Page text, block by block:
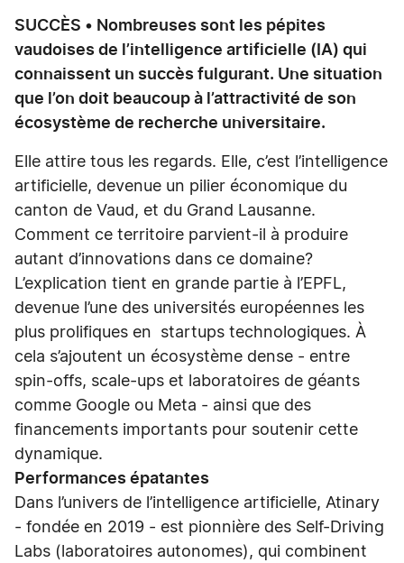
SUCCÈS • Nombreuses sont les pépites
vaudoises de l’intelligence artificielle (IA) qui
connaissent un succès fulgurant. Une situation
que l’on doit beaucoup à l’attractivité de son
écosystème de recherche universitaire.
Elle attire tous les regards. Elle, c’est l’intelligence
artificielle, devenue un pilier économique du
canton de Vaud, et du Grand Lausanne.
Comment ce territoire parvient-il à produire
autant d’innovations dans ce domaine?
L’explication tient en grande partie à l’EPFL,
devenue l’une des universités européennes les
plus prolifiques en startups technologiques. À
cela s’ajoutent un écosystème dense - entre
spin-offs, scale-ups et laboratoires de géants
comme Google ou Meta - ainsi que des
financements importants pour soutenir cette
dynamique.
Performances épatantes
Dans l’univers de l’intelligence artificielle, Atinary
- fondée en 2019 - est pionnière des Self-Driving
Labs (laboratoires autonomes), qui combinent